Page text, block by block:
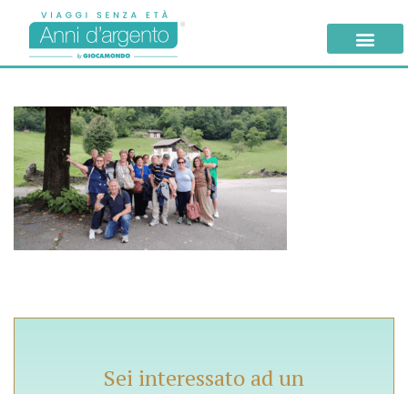
Sei interessato ad un